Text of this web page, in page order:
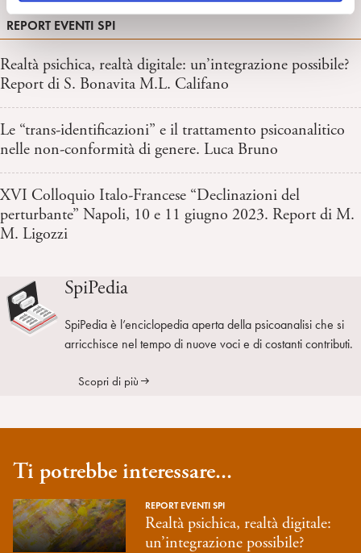
REPORT EVENTI SPI
Realtà psichica, realtà digitale: un’integrazione possibile?
Report di S. Bonavita M.L. Califano
Le “trans-identificazioni” e il trattamento psicoanalitico
nelle non-conformità di genere. Luca Bruno
XVI Colloquio Italo-Francese “Declinazioni del
perturbante” Napoli, 10 e 11 giugno 2023. Report di M.
M. Ligozzi
SpiPedia
SpiPedia è l’enciclopedia aperta della psicoanalisi che si
arricchisce nel tempo di nuove voci e di costanti contributi.
Scopri di più
Ti potrebbe interessare...
REPORT EVENTI SPI
Realtà psichica, realtà digitale:
un’integrazione possibile?